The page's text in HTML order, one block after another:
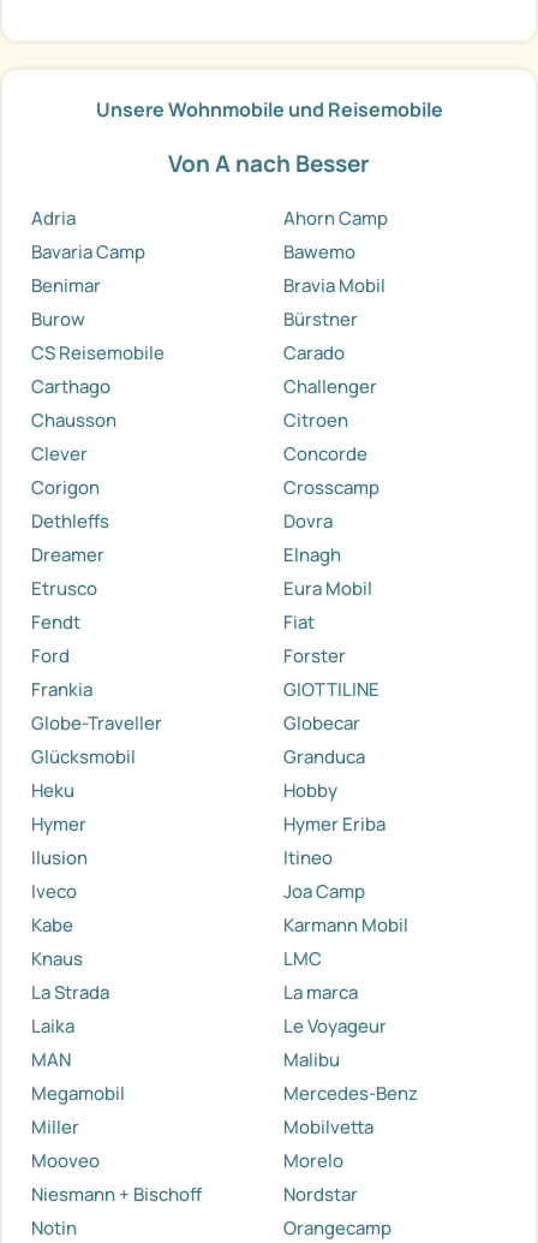
Unsere Wohnmobile und Reisemobile
Von A nach Besser
Adria
Ahorn Camp
Bavaria Camp
Bawemo
Benimar
Bravia Mobil
Burow
Bürstner
CS Reisemobile
Carado
Carthago
Challenger
Chausson
Citroen
Clever
Concorde
Corigon
Crosscamp
Dethleffs
Dovra
Dreamer
Elnagh
Etrusco
Eura Mobil
Fendt
Fiat
Ford
Forster
Frankia
GIOTTILINE
Globe-Traveller
Globecar
Glücksmobil
Granduca
Heku
Hobby
Hymer
Hymer Eriba
Ilusion
Itineo
Iveco
Joa Camp
Kabe
Karmann Mobil
Knaus
LMC
La Strada
La marca
Laika
Le Voyageur
MAN
Malibu
Megamobil
Mercedes-Benz
Miller
Mobilvetta
Mooveo
Morelo
Niesmann + Bischoff
Nordstar
Notin
Orangecamp